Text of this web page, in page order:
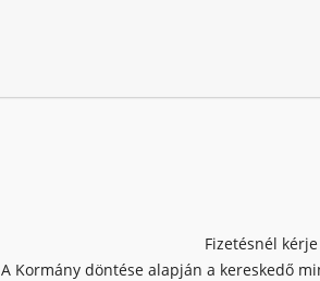
Fizetésnél
A Kormány döntése alapján a kereskedő